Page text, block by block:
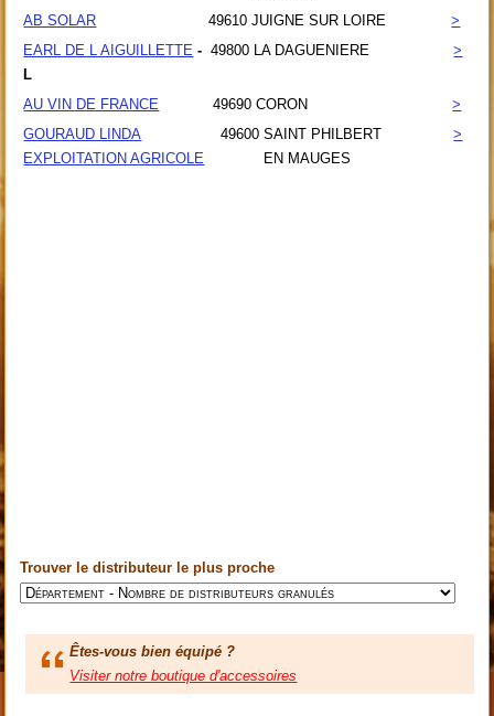
AB SOLAR 49610 JUIGNE SUR LOIRE
>
EARL DE L AIGUILLETTE -
L
49800 LA DAGUENIERE >
AU VIN DE FRANCE 49690 CORON
>
GOURAUD LINDA
EXPLOITATION AGRICOLE
49600 SAINT PHILBERT
EN MAUGES
>
Trouver le distributeur le plus proche
Êtes-vous bien équipé ?
Visiter notre boutique d'accessoires